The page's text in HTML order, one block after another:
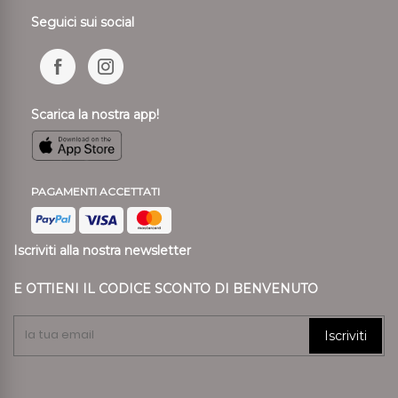
Seguici sui social
Scarica la nostra app!
PAGAMENTI ACCETTATI
Iscriviti alla nostra newsletter
E OTTIENI IL CODICE SCONTO DI BENVENUTO
Iscriviti